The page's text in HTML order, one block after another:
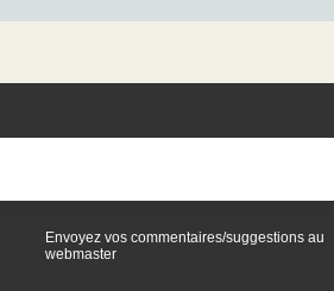
Envoyez vos commentaires/suggestions au
webmaster